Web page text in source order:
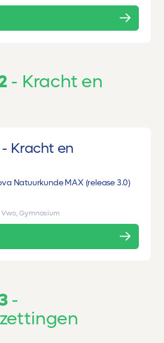
Kracht en
Kracht en
Natuurkunde MAX (release 3.0)
Vwo, Gymnasium